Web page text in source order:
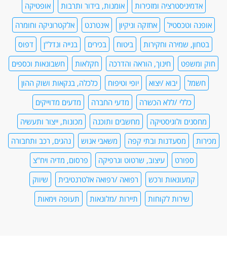
אדמיניסטרציה ומזכירות אומנות, בידור ותרבות
אופטיקה
אופנה וטכסטיל
אחזקה וניקיון אינטרנט
אלקטרוניקה וחומרה
בטחון, שמירה וחקירות
ביטוח בכירים בנייה ונדל"ן
דפוס
חוק ומשפט
חינוך, הוראה והדרכה חקלאות
חשבונאות וכספים
חשמל
יבוא /יצוא יופי וטיפוח
כלכלה, בנקאות ושוק ההון
כללי /ללא הכשרה
מדעי החברה
מדעים מדוייקים
מחסנים ולוגיסטיקה
מחשבים ותוכנה
מכונות, ייצור ותעשיה
מכירות
מסעדנות ובתי קפה משאבי אנוש
נהגים, רכב ותחבורה
ספורט
עיצוב, שרטוט וגרפיקה
פרסום, מדיה ויח"צ
קמעונאות ורכש
רפואה /רפואה אלטרנטיבית
שיווק
שירות לקוחות
תיירות /מלונאות תעופה וימאות